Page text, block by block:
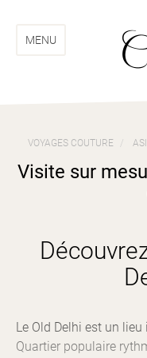
menu
contenuMENU
VOYAGES COUTURE
Visite sur
Le Old Delhi est un
Quartier populaire